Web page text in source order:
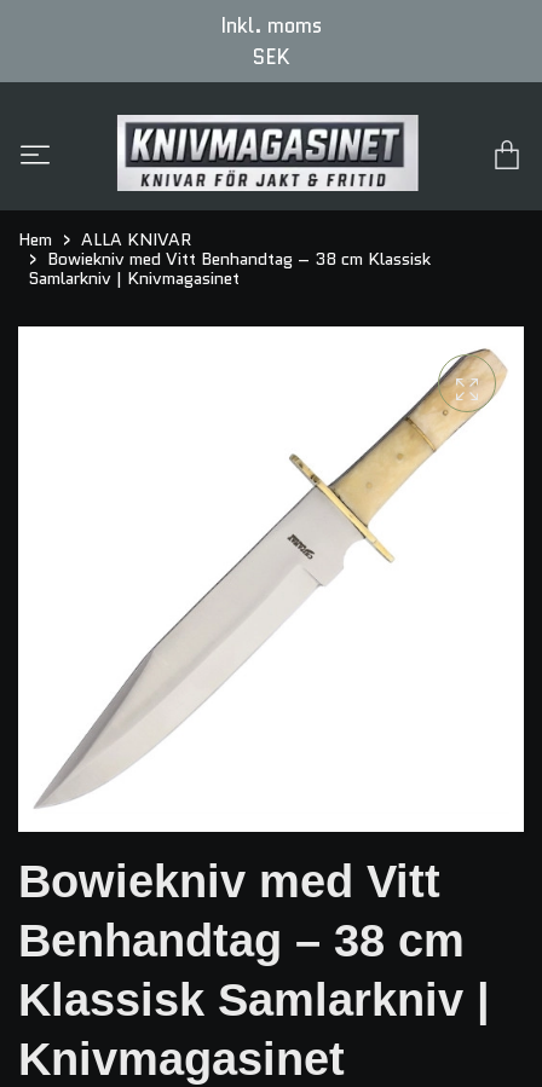
Inkl. moms
SEK
Hem
ALLA KNIVAR
Bowiekniv med Vitt Benhandtag – 38 cm Klassisk
Samlarkniv | Knivmagasinet
Bowiekniv med Vitt
Benhandtag – 38 cm
Klassisk Samlarkniv |
Knivmagasinet